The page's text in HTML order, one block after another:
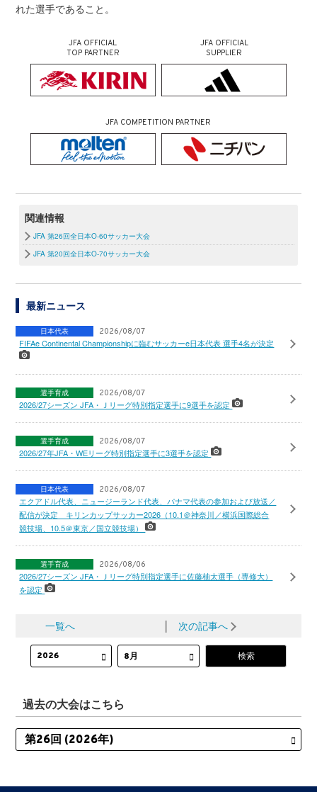
れた選手であること。
JFA OFFICIAL
TOP PARTNER
JFA OFFICIAL
SUPPLIER
JFA COMPETITION PARTNER
関連情報
JFA 第26回全日本O-60サッカー大会
JFA 第20回全日本O-70サッカー大会
最新ニュース
日本代表 2026/08/07
FIFAe Continental Championshipに臨むサッカーe日本代表 選手4名が決定
選手育成 2026/08/07
2026/27シーズン JFA・Ｊリーグ特別指定選手に9選手を認定
選手育成 2026/08/07
2026/27年JFA・WEリーグ特別指定選手に3選手を認定
日本代表 2026/08/07
エクアドル代表、ニュージーランド代表、パナマ代表の参加および放送／
配信が決定 キリンカップサッカー2026（10.1＠神奈川／横浜国際総合
競技場、10.5＠東京／国立競技場）
選手育成 2026/08/06
2026/27シーズン JFA・Ｊリーグ特別指定選手に佐藤柚太選手（専修大）
を認定
一覧へ 次の記事へ
過去の大会はこちら